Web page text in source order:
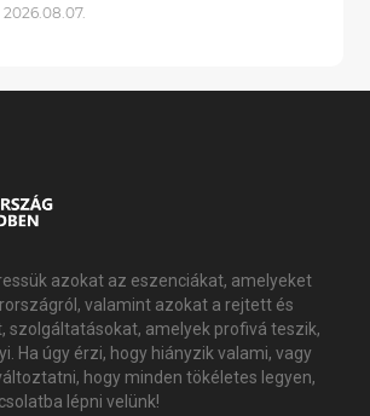
2026.08.07.
azokat az eszenciákat, amelyeket
valamint azokat a rejtett és
szolgáltatásokat, amelyek profivá teszik,
Ha úgy érzi, hogy hiányzik valami, vagy
hogy minden tökéletes legyen,
lépni velünk!